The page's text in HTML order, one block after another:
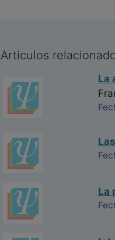
Articulos
La
La